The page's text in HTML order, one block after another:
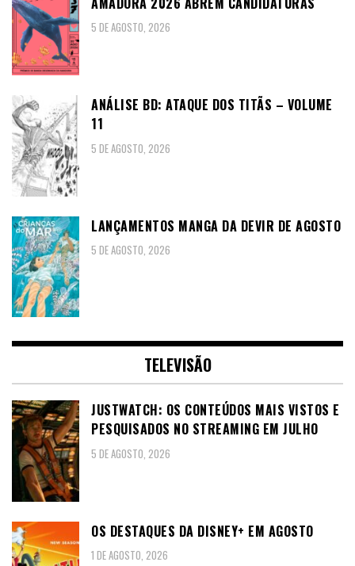
5 DE AGOSTO, 2026
ANÁLISE BD: ATAQUE DOS TITÃS – VOLUME
11
5 DE AGOSTO, 2026
LANÇAMENTOS MANGA DA DEVIR DE AGOSTO
5 DE AGOSTO, 2026
TELEVISÃO
JUSTWATCH: OS CONTEÚDOS MAIS VISTOS E
PESQUISADOS NO STREAMING EM JULHO
5 DE AGOSTO, 2026
OS DESTAQUES DA DISNEY+ EM AGOSTO
1 DE AGOSTO, 2026